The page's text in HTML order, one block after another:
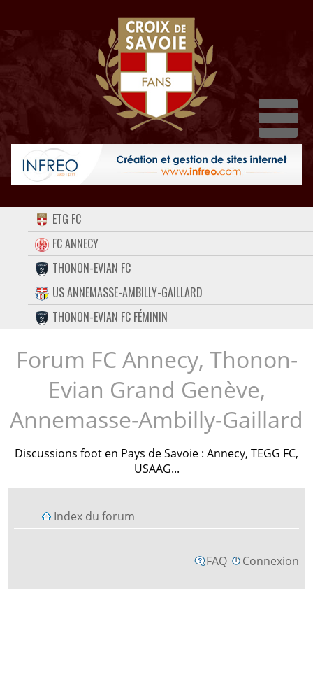
ACCUEIL
FORUM
CONTACT
FACEBOOK
TWITTER
INSTAGRAM
ETG FC
FC ANNECY
THONON-EVIAN FC
US ANNEMASSE-AMBILLY-GAILLARD
THONON-EVIAN FC FÉMININ
Forum FC Annecy, Thonon-
Evian Grand Genève,
Annemasse-Ambilly-Gaillard
Discussions foot en Pays de Savoie : Annecy, TEGG FC,
USAAG...
Index du forum
FAQ Connexion